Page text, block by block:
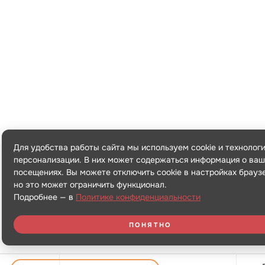
Для удобства работы сайта мы используем cookie и
персонализации. В них может содержаться информация о
посещениях. Вы можете отключить cookie в настройках
но это может ограничить функционал.
Подробнее — в Политике конфиденциальности
ПОНЯТНО